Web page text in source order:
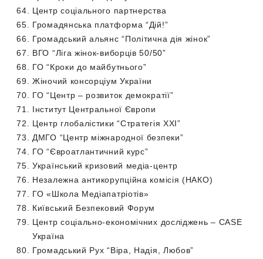
Центр соціального партнерства
Громадянська платформа “Дій!”
Громадський альянс “Політична дія жінок”
ВГО “Ліга жінок-виборців 50/50”
ГО “Кроки до майбутнього”
Жіночий консорціум України
ГО “Центр – розвиток демократії”
Інститут Центральної Європи
Центр глобалістики “Стратегія ХХІ”
ДМГО “Центр міжнародної безпеки”
ГО “Євроатлантичний курс”
Український кризовий медіа-центр
Незалежна антикорупційна комісія (НАКО)
ГО «Школа Медіапатріотів»
Київський Безпековий Форум
Центр соціально-економічних досліджень – CASE
Україна
Громадський Рух “Віра, Надія, Любов”